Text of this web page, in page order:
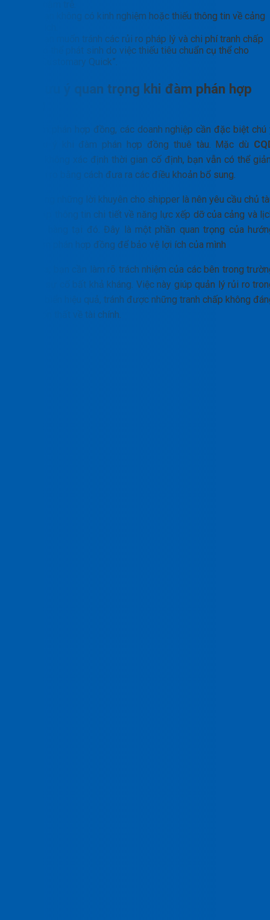
Bạn không có kinh nghiệm hoặc thiếu thông tin về cảng
Bạn muốn tránh các rủi ro pháp lý và chi phí tranh chấp
có thể phát sinh do việc thiếu tiêu chuẩn cụ thể cho
“Customary Quick”.
Các lưu ý quan trọng khi đàm phán hợp
Khi đàm phán hợp đồng, các doanh nghiệp cần đặc biệt chú
đến lưu ý khi đàm phán hợp đồng thuê tàu. Mặc dù
không xác định thời gian cố định, bạn vẫn có thể
thiểu rủi ro bằng cách đưa ra các điều khoản bổ sung.
Một trong những lời khuyên cho shipper là nên yêu cầu chủ
cung cấp thông tin chi tiết về năng lực xếp dỡ của cảng và
sử làm hàng tại đó. Đây là một phần quan trọng của
dẫn đàm phán hợp đồng để bảo vệ lợi ích của mình
Hơn nữa, bạn cần làm rõ trách nhiệm của các bên trong
hợp có sự cố bất khả kháng. Việc này giúp quản lý rủi ro
vận tải biển hiệu quả, tránh được những tranh chấp không
có và tổn thất về tài chính.